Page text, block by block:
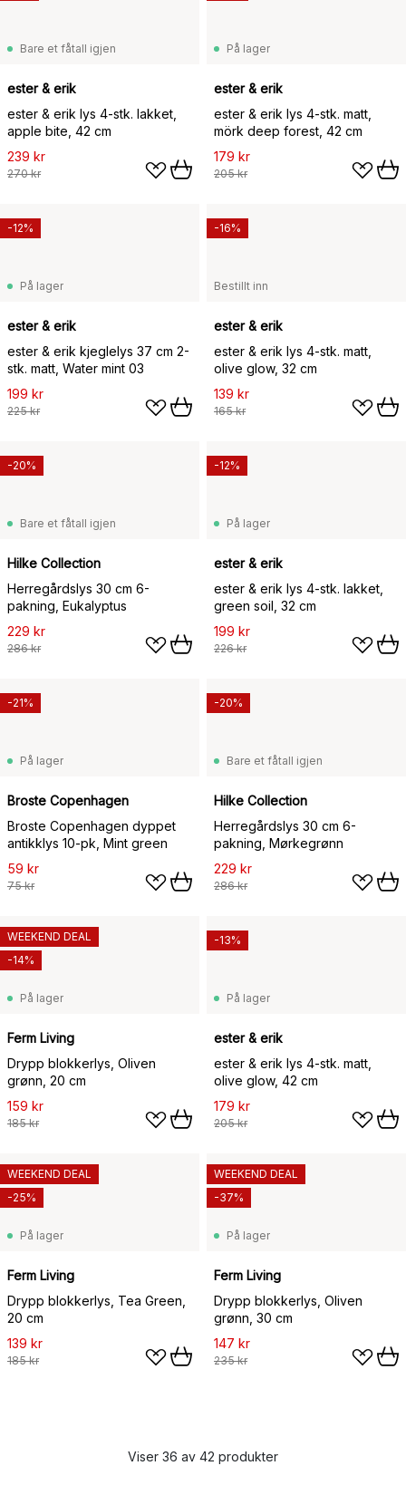
Bare et fåtall igjen
ester & erik
ester & erik lys 4-stk. lakket,
apple bite, 42 cm
239 kr
270 kr
På lager
ester & erik
ester & erik lys 4-stk. matt,
mörk deep forest, 42 cm
179 kr
205 kr
På lager
ester & erik
ester & erik kjeglelys 37 cm 2-
stk. matt, Water mint 03
199 kr
225 kr
-12%
Bestillt inn
ester & erik
ester & erik lys 4-stk. matt,
olive glow, 32 cm
139 kr
165 kr
-16%
Bare et fåtall igjen
Hilke Collection
Herregårdslys 30 cm 6-
pakning, Eukalyptus
229 kr
286 kr
-20%
På lager
ester & erik
ester & erik lys 4-stk. lakket,
green soil, 32 cm
199 kr
226 kr
-12%
På lager
Broste Copenhagen
Broste Copenhagen dyppet
antikklys 10-pk, Mint green
59 kr
75 kr
-21%
Bare et fåtall igjen
Hilke Collection
Herregårdslys 30 cm 6-
pakning, Mørkegrønn
229 kr
286 kr
-20%
På lager
Ferm Living
Drypp blokkerlys, Oliven
grønn, 20 cm
159 kr
185 kr
WEEKEND DEAL
-14%
På lager
ester & erik
ester & erik lys 4-stk. matt,
olive glow, 42 cm
179 kr
205 kr
-13%
På lager
Ferm Living
Drypp blokkerlys, Tea Green,
20 cm
139 kr
185 kr
WEEKEND DEAL
-25%
På lager
Ferm Living
Drypp blokkerlys, Oliven
grønn, 30 cm
147 kr
235 kr
WEEKEND DEAL
-37%
Viser 36 av 42 produkter